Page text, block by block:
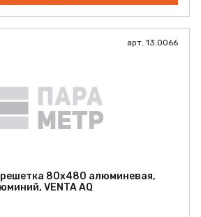
арт. 13.0066
80х480 алюминевая,
VENTA AQ